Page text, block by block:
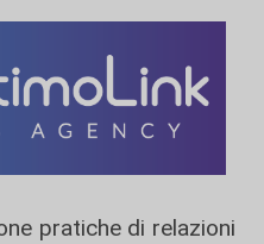
pratiche di relazioni